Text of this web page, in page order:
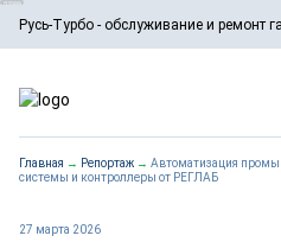
Русь-Турбо - обслуживание и ремонт
ООО «Русь-Турбо» занимается
турбин, комплексным
техническим обслуживанием
работают на нефтегазовых,
металлургических и других
Реклама. ООО «Русь-Турбо»,
erid: F7NfYUJCUneVdwPs4znf
Главная → Репортаж → Автоматизация
системы и контроллеры от РЕГЛАБ
27 марта 2026